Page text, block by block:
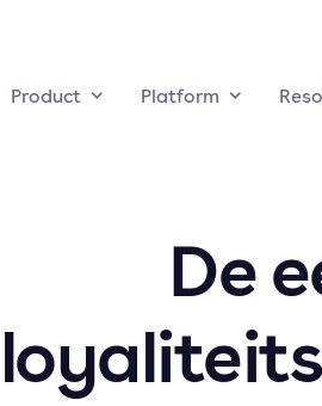
Product Platform
De